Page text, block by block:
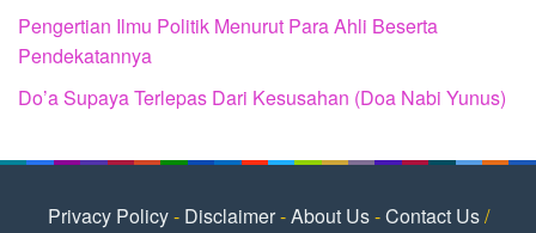
Pengertian Ilmu Politik Menurut Para Ahli Beserta
Pendekatannya
Do’a Supaya Terlepas Dari Kesusahan (Doa Nabi Yunus)
Privacy Policy- Disclaimer-About Us-Contact Us/